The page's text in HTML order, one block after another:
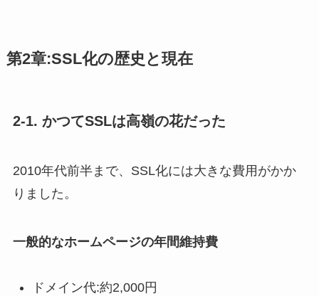
第2章:SSL化の歴史と現在
2-1. かつてSSLは高嶺の花だった
2010年代前半まで、SSL化には大きな費用がかか
りました。
一般的なホームページの年間維持費
ドメイン代:約2,000円